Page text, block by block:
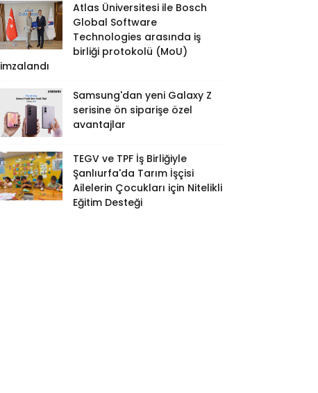
Atlas Üniversitesi ile Bosch
Global Software
Technologies arasında iş
birliği protokolü (MoU)
imzalandı
Samsung'dan yeni Galaxy Z
serisine ön siparişe özel
avantajlar
TEGV ve TPF İş Birliğiyle
Şanlıurfa'da Tarım İşçisi
Ailelerin Çocukları için Nitelikli
Eğitim Desteği